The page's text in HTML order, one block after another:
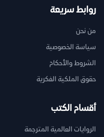
روابط سريعة
من نحن
سياسة الخصوصية
الشروط والأحكام
حقوق الملكية الفكرية
أقسام الكتب
الروايات العالمية المترجمة